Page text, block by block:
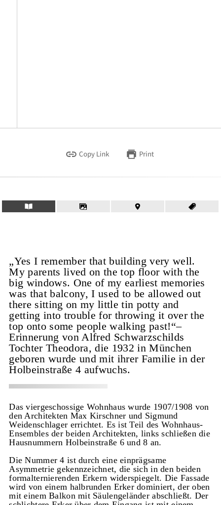
Copy Link Print
„Yes I remember that building very well.
My parents lived on the top floor with the
big windows. One of my earliest memories
was that balcony, I used to be allowed out
there sitting on my little tin potty and
getting into trouble for throwing it over the
top onto some people walking past!“–
Erinnerung von Alfred Schwarzschilds
Tochter Theodora, die 1932 in München
geboren wurde und mit ihrer Familie in der
Holbeinstraße 4 aufwuchs.
Das viergeschossige Wohnhaus wurde 1907/1908 von
den Architekten Max Kirschner und Sigmund
Weidenschlager errichtet. Es ist Teil des Wohnhaus-
Ensembles der beiden Architekten, links schließen die
Hausnummern Holbeinstraße 6 und 8 an.
Die Nummer 4 ist durch eine einprägsame
Asymmetrie gekennzeichnet, die sich in den beiden
formalternierenden Erkern widerspiegelt. Die Fassade
wird von einem halbrunden Erker dominiert, der oben
mit einem Balkon mit Säulengeländer abschließt. Der